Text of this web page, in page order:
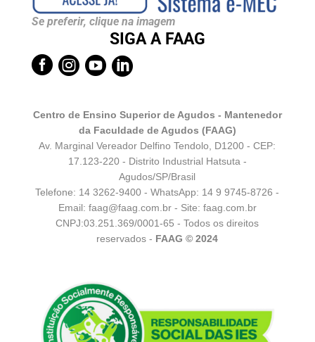
Se preferir, clique na imagem
SIGA A FAAG
   
Centro de Ensino Superior de Agudos - Mantenedor
da Faculdade de Agudos (FAAG)
Av. Marginal Vereador Delfino Tendolo, D1200 - CEP:
17.123-220 - Distrito Industrial Hatsuta -
Agudos/SP/Brasil
Telefone: 14 3262-9400 - WhatsApp: 14 9 9745-8726-
Email: faag@faag.com.br- Site: faag.com.br
CNPJ:03.251.369/0001-65 - Todos os direitos
reservados - FAAG © 2024